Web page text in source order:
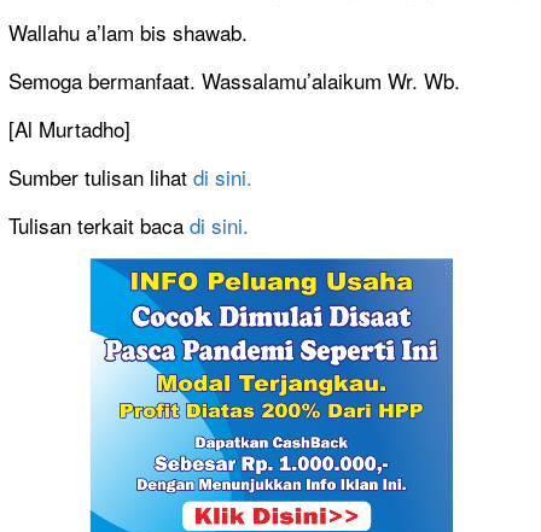
Wallahu a’lam bis shawab.
Semoga bermanfaat. Wassalamu’alaikum Wr. Wb.
[Al Murtadho]
Sumber tulisan lihat di sini.
Tulisan terkait baca di sini.